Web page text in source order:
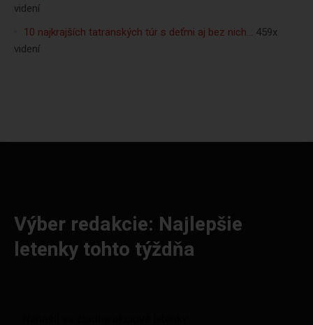
videní
10 najkrajších tatranských túr s deťmi aj bez nich… 459x
videní
Výber redakcie: Najlepšie
letenky tohto týždňa